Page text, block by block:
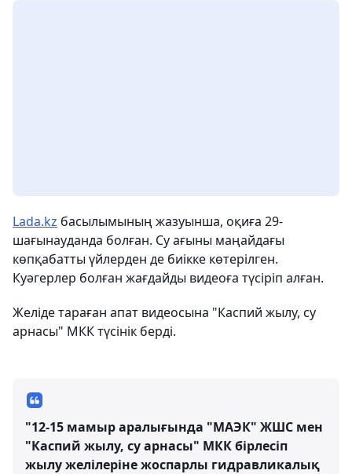
Lada.kz басылымының жазуынша, оқиға 29-
шағынауданда болған. Су ағыны маңайдағы
көпқабатты үйлерден де биікке көтерілген.
Куәгерлер болған жағдайды видеоға түсіріп алған.
Желіде тараған апат видеосына "Каспий жылу, су
арнасы" МКК түсінік берді.
"12-15 мамыр аралығында "МАЭК" ЖШС мен
"Каспий жылу, су арнасы" МКК бірлесіп
жылу желілеріне жоспарлы гидравликалық